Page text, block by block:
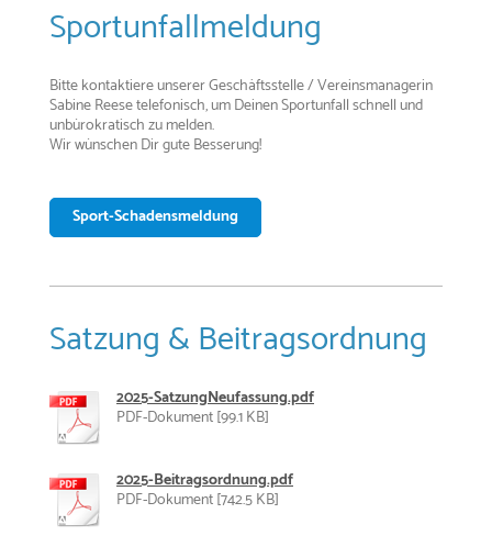
Sportunfallmeldung
Bitte kontaktiere unserer Geschäftsstelle / Vereinsmanagerin
Sabine Reese telefonisch, um Deinen Sportunfall schnell und
unbürokratisch zu melden.
Wir wünschen Dir gute Besserung!
Sport-Schadensmeldung
Satzung & Beitragsordnung
2025-SatzungNeufassung.pdf
PDF-Dokument [99.1 KB]
2025-Beitragsordnung.pdf
PDF-Dokument [742.5 KB]